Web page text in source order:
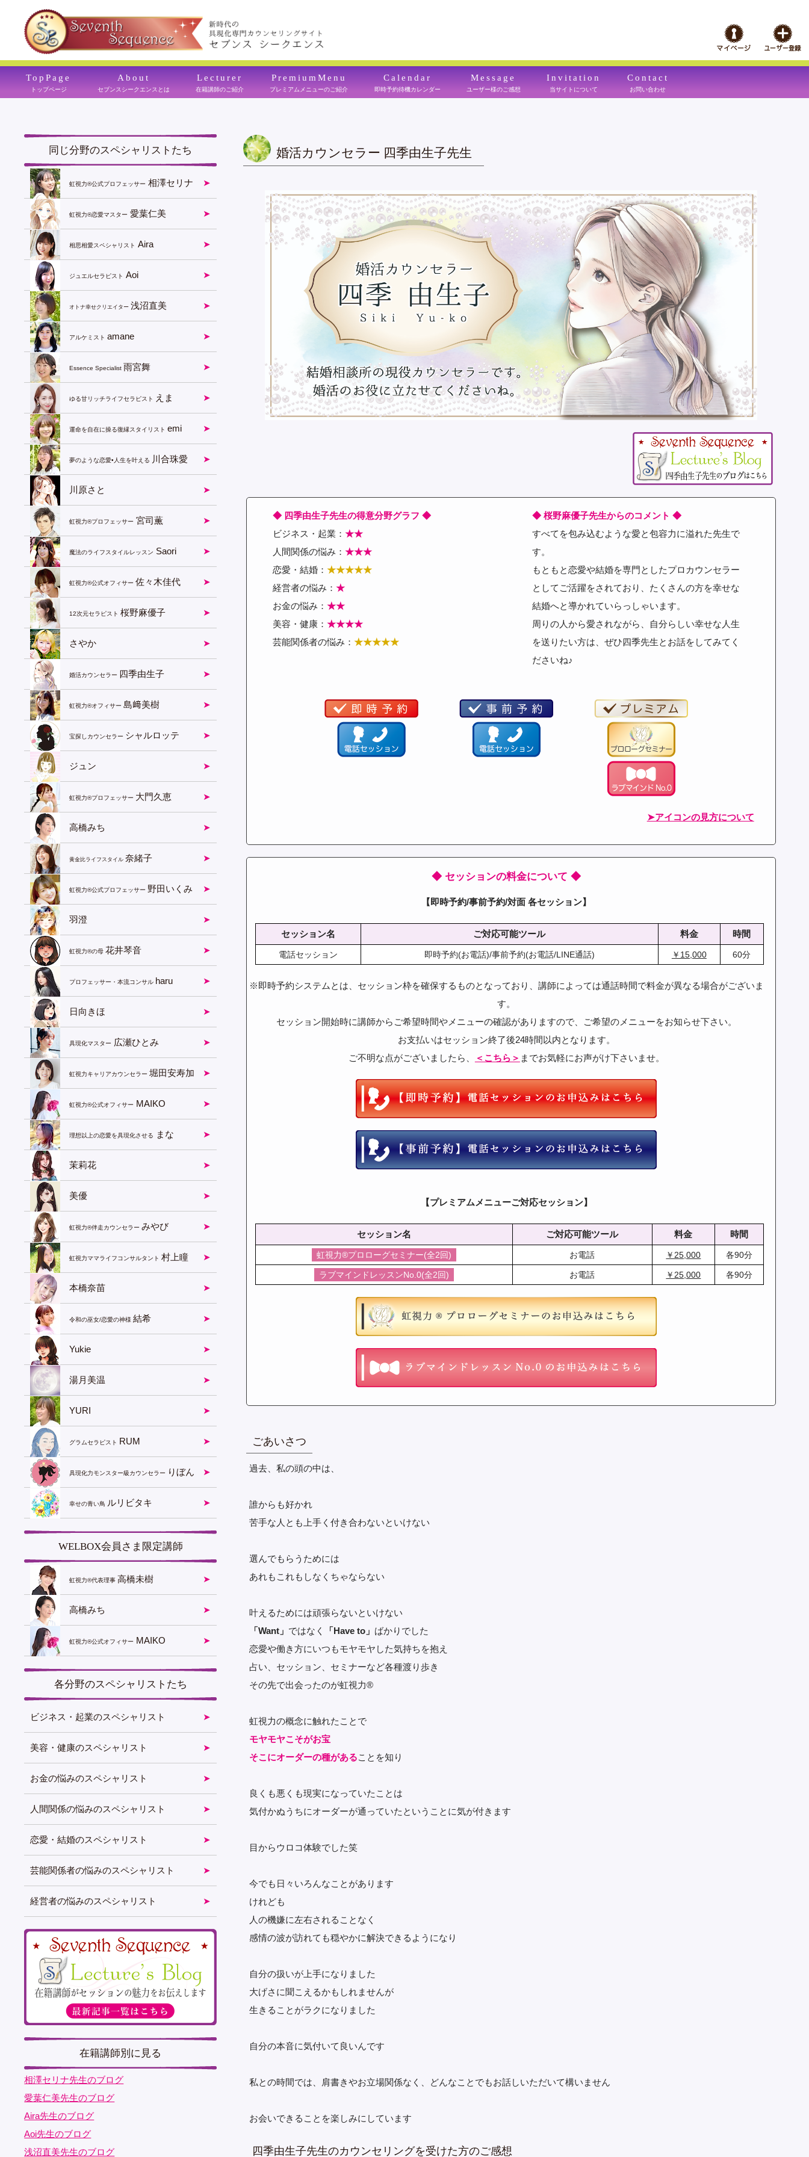
TopPage
トップページ
About
セブンスシークエンスとは
Lecturer
在籍講師のご紹介
PremiumMenu
プレミアムメニューのご紹介
Calendar
即時予約待機カレンダー
Message
ユーザー様のご感想
Invitation
当サイトについて
Contact
お問い合わせ
婚活カウンセラー 四季由生子先生
◆ 四季由生子先生の得意分野グラフ ◆
ビジネス・起業：★★
人間関係の悩み：★★★
恋愛・結婚：★★★★★
経営者の悩み：★
お金の悩み：★★
美容・健康：★★★★
芸能関係者の悩み：★★★★★
◆ 桜野麻優子先生からのコメント ◆
すべてを包み込むような愛と包容力に溢れた先生で
す。
もともと恋愛や結婚を専門としたプロカウンセラー
としてご活躍をされており、たくさんの方を幸せな
結婚へと導かれていらっしゃいます。
周りの人から愛されながら、自分らしい幸せな人生
を送りたい方は、ぜひ四季先生とお話をしてみてく
ださいね♪
➤アイコンの見方について
◆ セッションの料金について ◆
【即時予約/事前予約/対面 各セッション】
セッション名 ご対応可能ツール 料金 時間
電話セッション 即時予約(お電話)/事前予約(お電話/LINE通話) ￥15,000 60分
※即時予約システムとは、セッション枠を確保するものとなっており、講師によっては通話時間で料金が異なる場合がございま
す。
セッション開始時に講師からご希望時間やメニューの確認がありますので、ご希望のメニューをお知らせ下さい。
お支払いはセッション終了後24時間以内となります。
ご不明な点がございましたら、
＜こちら＞ までお気軽にお声がけ下さいませ。
【プレミアムメニューご対応セッション】
セッション名 ご対応可能ツール 料金 時間
虹視力®︎プロローグセミナー(全2回) お電話 ￥25,000 各90分
ラブマインドレッスンNo.0(全2回) お電話 ￥25,000 各90分
ごあいさつ
過去、私の頭の中は、
誰からも好かれ
苦手な人とも上手く付き合わないといけない
選んでもらうためには
あれもこれもしなくちゃならない
叶えるためには頑張らないといけない
「Want」 ではなく 「Have to」 ばかりでした
恋愛や働き方にいつもモヤモヤした気持ちを抱え
占い、セッション、セミナーなど各種渡り歩き
その先で出会ったのが虹視力®︎
虹視力の概念に触れたことで
モヤモヤこそがお宝
そこにオーダーの種があることを知り
良くも悪くも現実になっていたことは
気付かぬうちにオーダーが通っていたということに気が付きます
目からウロコ体験でした笑
今でも日々いろんなことがあります
けれども
人の機嫌に左右されることなく
感情の波が訪れても穏やかに解決できるようになり
自分の扱いが上手になりました
大げさに聞こえるかもしれませんが
生きることがラクになりました
自分の本音に気付いて良いんです
私との時間では、肩書きやお立場関係なく、どんなことでもお話しいただいて構いません
お会いできることを楽しみにしています
四季由生子先生のカウンセリングを受けた方のご感想
同じ分野のスペシャリストたち
虹視力®公式プロフェッサー 相澤セリナ
虹視力®︎恋愛マスター 愛葉仁美
相思相愛スペシャリスト Aira
ジュエルセラピスト Aoi
オトナ幸せクリエイター 浅沼直美
アルケミストamane
Essence Specialist 雨宮舞
ゆる甘リッチライフセラピスト えま
運命を自在に操る復縁スタイリストemi
夢のような恋愛•人生を叶える 川合珠愛
川原さと
虹視力®︎プロフェッサー 宮司薫
魔法のライフスタイルレッスン Saori
虹視力®︎公式オフィサー佐々木佳代
12次元セラピスト桜野麻優子
さやか
婚活カウンセラー 四季由生子
虹視力®︎オフィサー島﨑美樹
宝探しカウンセラー シャルロッテ
ジュン
虹視力®︎プロフェッサー 大門久恵
高橋みち
黄金比ライフスタイル奈緒子
虹視力®︎公式プロフェッサー野田いくみ
羽澄
虹視力®︎の母花井琴音
プロフェッサー・本流コンサル haru
日向きほ
具現化マスター 広瀬ひとみ
虹視力キャリアカウンセラー堀田安寿加
虹視力®︎公式オフィサー MAIKO
理想以上の恋愛を具現化させる まな
茉莉花
美優
虹視力®️伴走カウンセラーみやび
虹視力ママライフコンサルタント村上瞳
本橋奈苗
令和の巫女/恋愛の神様結希
Yukie
湯月美温
YURI
グラムセラピスト RUM
具現化力モンスター級カウンセラー りぼん
幸せの青い鳥 ルリビタキ
WELBOX会員さま限定講師
虹視力®︎代表理事 高橋未樹
高橋みち
虹視力®︎公式オフィサー MAIKO
各分野のスペシャリストたち
ビジネス・起業のスペシャリスト
美容・健康のスペシャリスト
お金の悩みのスペシャリスト
人間関係の悩みのスペシャリスト
恋愛・結婚のスペシャリスト
芸能関係者の悩みのスペシャリスト
経営者の悩みのスペシャリスト
在籍講師別に見る
相澤セリナ先生のブログ
愛葉仁美先生のブログ
Aira先生のブログ
Aoi先生のブログ
浅沼直美先生のブログ